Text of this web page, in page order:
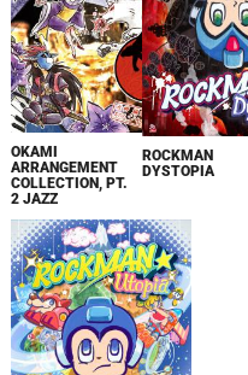
OKAMI
ARRANGEMENT
COLLECTION, PT.
2 JAZZ
ROCKMAN
DYSTOPIA